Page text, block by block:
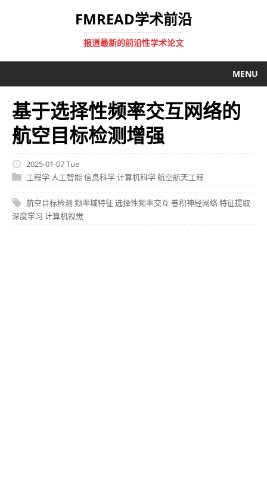
FMREAD学术前沿
报道最新的前沿性学术论文
MENU
基于选择性频率交互网络的
航空目标检测增强
2025-01-07 Tue
工程学 人工智能信息科学计算机科学航空航天工程
航空目标检测 频率域特征 选择性频率交互 卷积神经网络特征提取
深度学习 计算机视觉